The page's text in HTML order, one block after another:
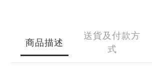
商品描述
送貨及付款方
式